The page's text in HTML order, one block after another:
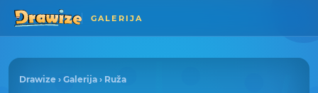
GALERIJA
Drawize › Galerija › Ruža